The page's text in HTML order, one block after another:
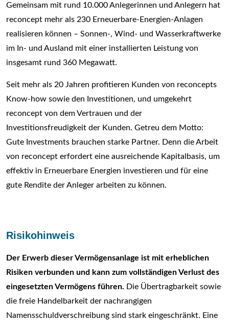
Gemeinsam mit rund 10.000 Anlegerinnen und Anlegern hat
reconcept mehr als 230 Erneuerbare-Energien-Anlagen
realisieren können – Sonnen-, Wind- und Wasserkraftwerke
im In- und Ausland mit einer installierten Leistung von
insgesamt rund 360 Megawatt.
Seit mehr als 20 Jahren profitieren Kunden von reconcepts
Know-how sowie den Investitionen, und umgekehrt
reconcept von dem Vertrauen und der
Investitionsfreudigkeit der Kunden. Getreu dem Motto:
Gute Investments brauchen starke Partner. Denn die Arbeit
von reconcept erfordert eine ausreichende Kapitalbasis, um
effektiv in Erneuerbare Energien investieren und für eine
gute Rendite der Anleger arbeiten zu können.
Risikohinweis
Der Erwerb dieser Vermögensanlage ist mit erheblichen
Risiken verbunden und kann zum vollständigen Verlust des
eingesetzten Vermögens führen. Die Übertragbarkeit sowie
die freie Handelbarkeit der nachrangigen
Namensschuldverschreibung sind stark eingeschränkt. Eine